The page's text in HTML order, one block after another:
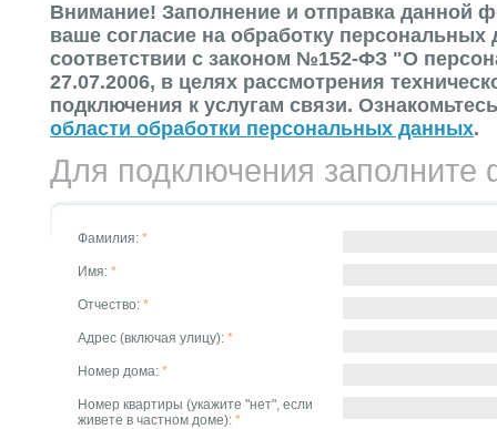
Внимание! Заполнение и отправка данной
ваше согласие на обработку персональных
соответствии с законом №152-ФЗ "О
27.07.2006, в целях рассмотрения
подключения к услугам связи.
области обработки персональных данных.
Для подключения заполните
Фамилия: *
Имя: *
Отчество: *
Адрес (включая улицу): *
Номер дома: *
Номер квартиры (укажите "нет", если
живете в частном доме): *